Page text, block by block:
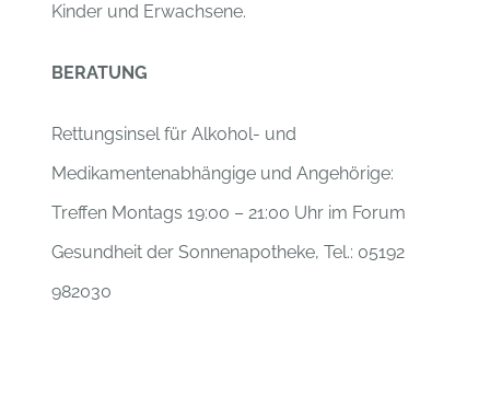
Kinder und Erwachsene.
BERATUNG
Rettungsinsel für Alkohol- und
Medikamentenabhängige und Angehörige:
Treffen Montags 19:00 – 21:00 Uhr im Forum
Gesundheit der Sonnenapotheke, Tel.: 05192
982030